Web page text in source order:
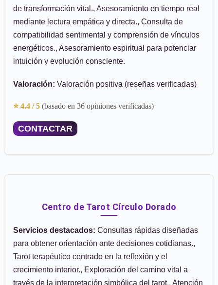
de transformación vital., Asesoramiento en tiempo real
mediante lectura empática y directa., Consulta de
compatibilidad sentimental y comprensión de vínculos
energéticos., Asesoramiento espiritual para potenciar
intuición y evolución consciente.
Valoración: Valoración positiva (reseñas verificadas)
⭐ 4.4 / 5 (basado en 36 opiniones verificadas)
CONTACTAR
Centro de Tarot Círculo Dorado
Servicios destacados: Consultas rápidas diseñadas
para obtener orientación ante decisiones cotidianas.,
Tarot terapéutico centrado en la reflexión y el
crecimiento interior., Exploración del camino vital a
través de la interpretación simbólica del tarot., Atención